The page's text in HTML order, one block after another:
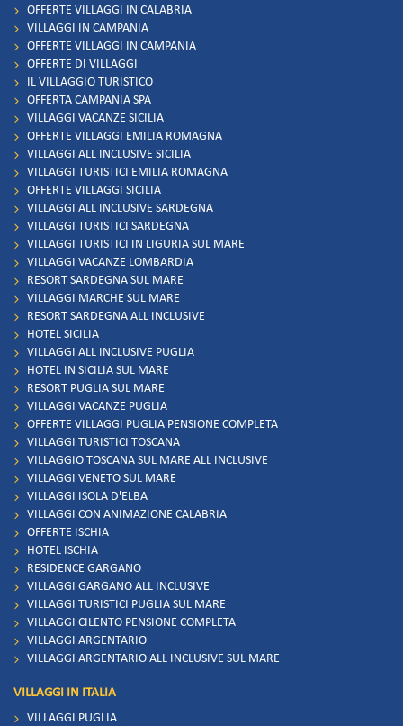
OFFERTE VILLAGGI IN CALABRIA
VILLAGGI IN CAMPANIA
OFFERTE VILLAGGI IN CAMPANIA
OFFERTE DI VILLAGGI
IL VILLAGGIO TURISTICO
OFFERTA CAMPANIA SPA
VILLAGGI VACANZE SICILIA
OFFERTE VILLAGGI EMILIA ROMAGNA
VILLAGGI ALL INCLUSIVE SICILIA
VILLAGGI TURISTICI EMILIA ROMAGNA
OFFERTE VILLAGGI SICILIA
VILLAGGI ALL INCLUSIVE SARDEGNA
VILLAGGI TURISTICI SARDEGNA
VILLAGGI TURISTICI IN LIGURIA SUL MARE
VILLAGGI VACANZE LOMBARDIA
RESORT SARDEGNA SUL MARE
VILLAGGI MARCHE SUL MARE
RESORT SARDEGNA ALL INCLUSIVE
HOTEL SICILIA
VILLAGGI ALL INCLUSIVE PUGLIA
HOTEL IN SICILIA SUL MARE
RESORT PUGLIA SUL MARE
VILLAGGI VACANZE PUGLIA
OFFERTE VILLAGGI PUGLIA PENSIONE COMPLETA
VILLAGGI TURISTICI TOSCANA
VILLAGGIO TOSCANA SUL MARE ALL INCLUSIVE
VILLAGGI VENETO SUL MARE
VILLAGGI ISOLA D'ELBA
VILLAGGI CON ANIMAZIONE CALABRIA
OFFERTE ISCHIA
HOTEL ISCHIA
RESIDENCE GARGANO
VILLAGGI GARGANO ALL INCLUSIVE
VILLAGGI TURISTICI PUGLIA SUL MARE
VILLAGGI CILENTO PENSIONE COMPLETA
VILLAGGI ARGENTARIO
VILLAGGI ARGENTARIO ALL INCLUSIVE SUL MARE
VILLAGGI IN ITALIA
VILLAGGI PUGLIA